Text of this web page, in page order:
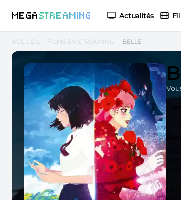
MEGASTREAMING Actualités
ACCUEIL FILMS EN STREAMING BELLE